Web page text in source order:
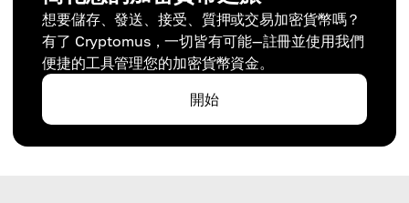
想要儲存、發送、接受、質押或交易加密貨幣嗎？
有了 Cryptomus，一切皆有可能—註冊並使用我們
便捷的工具管理您的加密貨幣資金。
開始